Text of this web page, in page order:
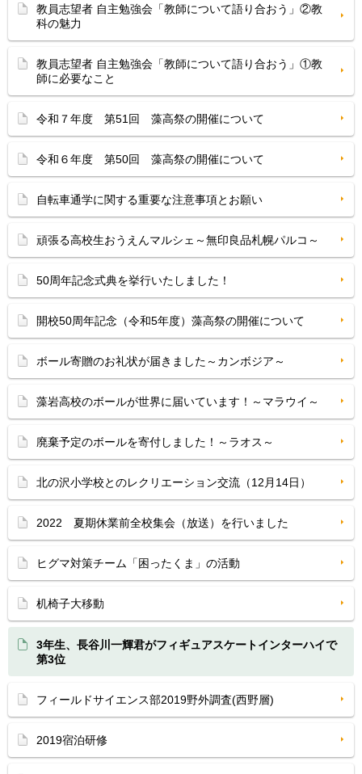
教員志望者 自主勉強会「教師について語り合おう」②教
科の魅力
教員志望者 自主勉強会「教師について語り合おう」①教
師に必要なこと
令和７年度 第51回 藻高祭の開催について
令和６年度 第50回 藻高祭の開催について
自転車通学に関する重要な注意事項とお願い
頑張る高校生おうえんマルシェ～無印良品札幌パルコ～
50周年記念式典を挙行いたしました！
開校50周年記念（令和5年度）藻高祭の開催について
ボール寄贈のお礼状が届きました～カンボジア～
藻岩高校のボールが世界に届いています！～マラウイ～
廃棄予定のボールを寄付しました！～ラオス～
北の沢小学校とのレクリエーション交流（12月14日）
2022 夏期休業前全校集会（放送）を行いました
ヒグマ対策チーム「困ったくま」の活動
机椅子大移動
3年生、長谷川一輝君がフィギュアスケートインターハイで
第3位
フィールドサイエンス部2019野外調査(西野層)
2019宿泊研修